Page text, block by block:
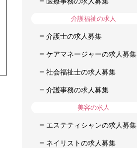
介護福祉の求人
介護士の求人募集
ケアマネージャーの求人募集
社会福祉士の求人募集
介護事務の求人募集
美容の求人
エステティシャンの求人募集
ネイリストの求人募集